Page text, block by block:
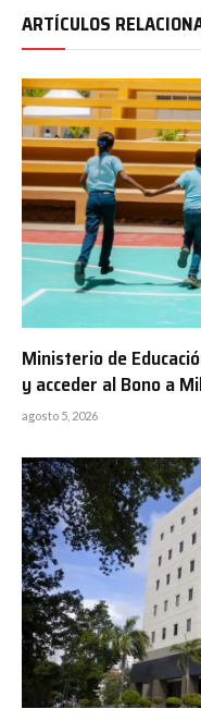
ARTÍCULOS
Ministerio de
y acceder al Bono a
agosto 5, 2026